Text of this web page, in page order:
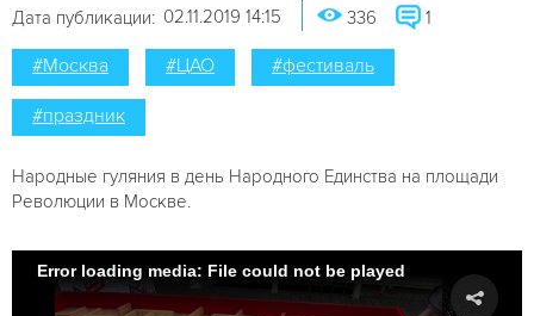
Дата публикации: 02.11.2019 14:15 336 1
#Москва #ЦАО #фестиваль
#праздник
Народные гуляния в день Народного Единства на площади
Революции в Москве.
Error loading media: File could not be played